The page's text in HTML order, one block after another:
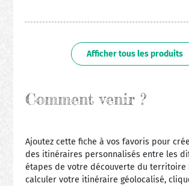
Afficher tous les produits
Comment venir ?
Ajoutez cette fiche à vos favoris pour
des itinéraires personnalisés entre les
étapes de votre découverte du territoire
calculer votre itinéraire géolocalisé,